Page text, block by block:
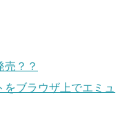
売？？
ブラウザ上でエミュ